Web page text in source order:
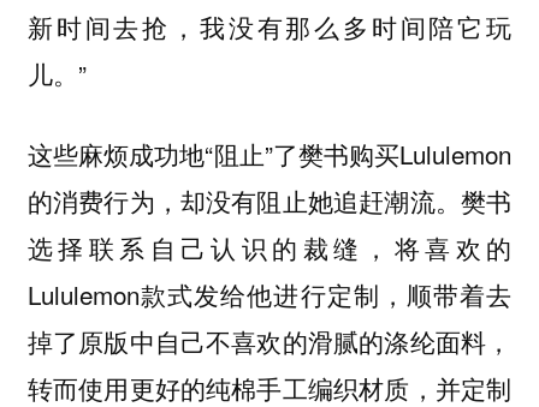
新时间去抢，我没有那么多时间陪它玩
儿。”
这些麻烦成功地“阻止”了樊书购买Lululemon
的消费行为，却没有阻止她追赶潮流。樊书
选择联系自己认识的裁缝，将喜欢的
Lululemon款式发给他进行定制，顺带着去
掉了原版中自己不喜欢的滑腻的涤纶面料，
转而使用更好的纯棉手工编织材质，并定制